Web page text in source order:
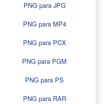
PNG para JPG
PNG para MP4
PNG para PCX
PNG para PGM
PNG para PS
PNG para RAR